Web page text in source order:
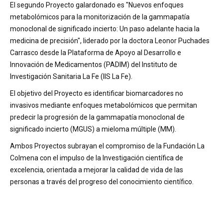
El segundo Proyecto galardonado es "Nuevos enfoques
metabolómicos para la monitorización de la gammapatía
monoclonal de significado incierto: Un paso adelante hacia la
medicina de precisión", liderado por la doctora Leonor Puchades
Carrasco desde la Plataforma de Apoyo al Desarrollo e
Innovación de Medicamentos (PADIM) del Instituto de
Investigación Sanitaria La Fe (IIS La Fe).
El objetivo del Proyecto es identificar biomarcadores no
invasivos mediante enfoques metabolómicos que permitan
predecir la progresión de la gammapatía monoclonal de
significado incierto (MGUS) a mieloma múltiple (MM).
Ambos Proyectos subrayan el compromiso de la Fundación La
Colmena con el impulso de la Investigación científica de
excelencia, orientada a mejorar la calidad de vida de las
personas a través del progreso del conocimiento científico.